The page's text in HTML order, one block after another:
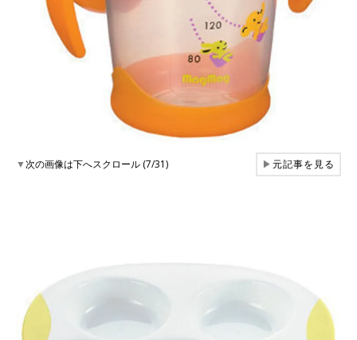
▼次の画像は下へスクロール (7/31) ▶元記事を見る